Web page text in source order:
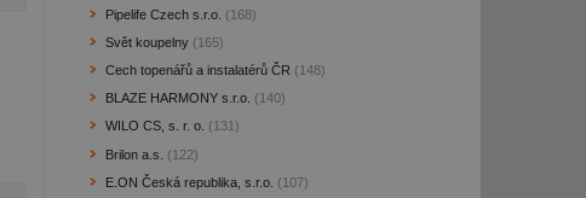
Pipelife Czech s.r.o. (168)
Svět koupelny (165)
Cech topenářů a instalatérů ČR (148)
BLAZE HARMONY s.r.o. (140)
WILO CS, s. r. o. (131)
Brilon a.s.
(122)
E.ON Česká republika, s.r.o. (107)